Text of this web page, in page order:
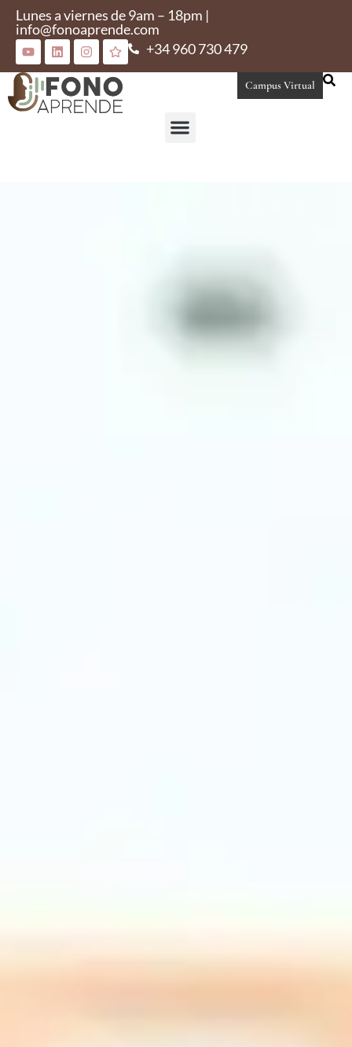
Lunes a viernes de 9am – 18pm |
info@fonoaprende.com
+34 960 730 479
Campus Virtual